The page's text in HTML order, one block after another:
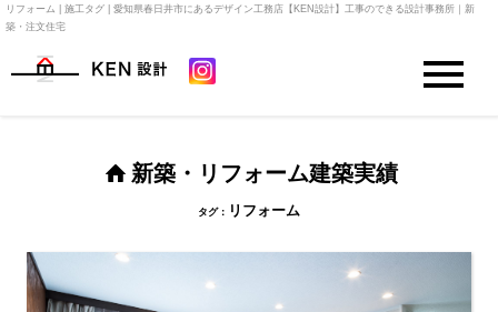
リフォーム | 施工タグ | 愛知県春日井市にあるデザイン工務店【KEN設計】工事のできる設計事務所｜新
築・注文住宅
新築・リフォーム建築実績
タグ： リフォーム